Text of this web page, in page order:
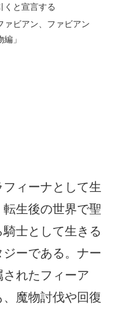
くと宣言する
ァビアン、ファビアン
」
ィーナとして生
生後の世界で聖
士として生きる
ーである。ナー
れたフィーア
魔物討伐や回復